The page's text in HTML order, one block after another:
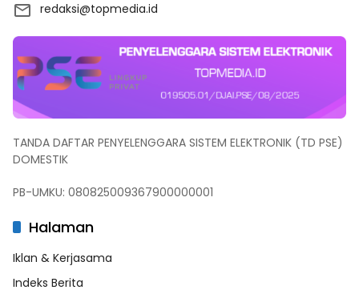
redaksi@topmedia.id
TANDA DAFTAR PENYELENGGARA SISTEM ELEKTRONIK (TD PSE)
DOMESTIK
PB-UMKU: 080825009367900000001
Halaman
Iklan & Kerjasama
Indeks Berita